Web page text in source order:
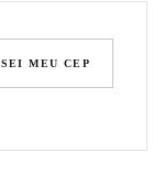
MEU CEP